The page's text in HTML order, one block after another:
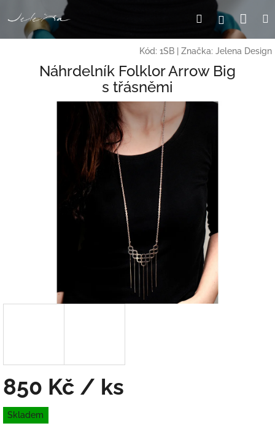
na
HledatPřihlášení
Kód: 1SB Značka: Jelena Design
Náhrdelník Folklor Arrow Big
s třásněmi
850 Kč / ks
Měrná
cena:
Skladem